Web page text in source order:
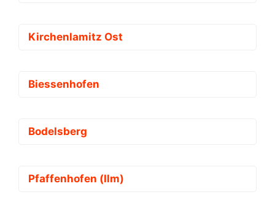
Kirchenlamitz Ost
Biessenhofen
Bodelsberg
Pfaffenhofen (Ilm)